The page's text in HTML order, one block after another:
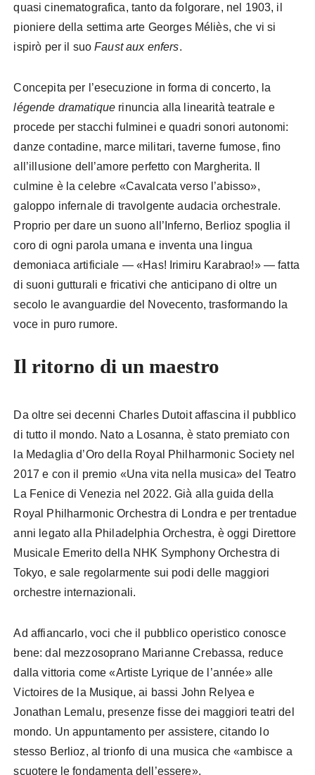
quasi cinematografica, tanto da folgorare, nel 1903, il
pioniere della settima arte Georges Méliès, che vi si
ispirò per il suoFaust aux enfers.
Concepita per l’esecuzione in forma di concerto, la
légende dramatique rinuncia alla linearità teatrale e
procede per stacchi fulminei e quadri sonori autonomi:
danze contadine, marce militari, taverne fumose, fino
all’illusione dell’amore perfetto con Margherita. Il
culmine è la celebre «Cavalcata verso l’abisso»,
galoppo infernale di travolgente audacia orchestrale.
Proprio per dare un suono all’Inferno, Berlioz spoglia il
coro di ogni parola umana e inventa una lingua
demoniaca artificiale — «Has! Irimiru Karabrao!» — fatta
di suoni gutturali e fricativi che anticipano di oltre un
secolo le avanguardie del Novecento, trasformando la
voce in puro rumore.
Il ritorno di un maestro
Da oltre sei decenni Charles Dutoit affascina il pubblico
di tutto il mondo. Nato a Losanna, è stato premiato con
la Medaglia d’Oro della Royal Philharmonic Society nel
2017 e con il premio «Una vita nella musica» del Teatro
La Fenice di Venezia nel 2022. Già alla guida della
Royal Philharmonic Orchestra di Londra e per trentadue
anni legato alla Philadelphia Orchestra, è oggi Direttore
Musicale Emerito della NHK Symphony Orchestra di
Tokyo, e sale regolarmente sui podi delle maggiori
orchestre internazionali.
Ad affiancarlo, voci che il pubblico operistico conosce
bene: dal mezzosoprano Marianne Crebassa, reduce
dalla vittoria come «Artiste Lyrique de l’année» alle
Victoires de la Musique, ai bassi John Relyea e
Jonathan Lemalu, presenze fisse dei maggiori teatri del
mondo. Un appuntamento per assistere, citando lo
stesso Berlioz, al trionfo di una musica che «ambisce a
scuotere le fondamenta dell’essere».